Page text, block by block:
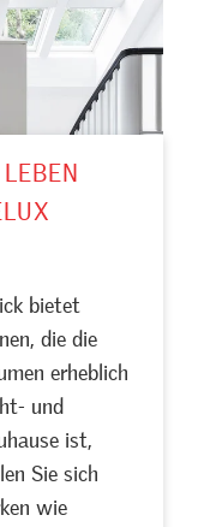
bietet
die die
erheblich
und
ist,
Sie sich
wie